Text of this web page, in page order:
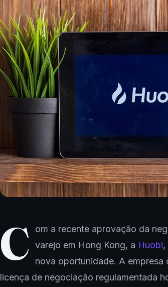
C
om a recente aprovação da
varejo em Hong Kong, a Huobi,
nova oportunidade. A
licença de negociação regulamentada